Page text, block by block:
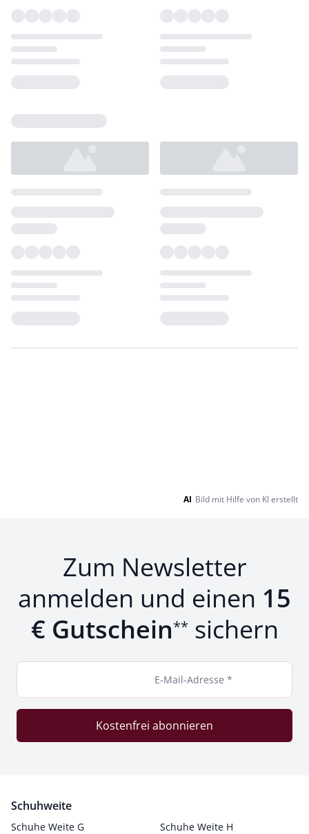
AI Bild mit Hilfe von KI erstellt
Zum Newsletter
anmelden und einen 15
€ Gutschein** sichern
E-Mail-Adresse *
Kostenfrei abonnieren
Schuhweite
Schuhe Weite G
Schuhe Weite H